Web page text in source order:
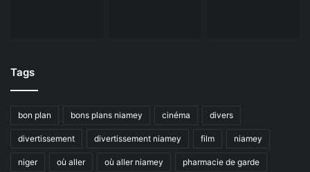
Tags
bon plan bons plans niamey cinéma divers
divertissement divertissement niamey film niamey
niger où aller où aller niamey pharmacie de garde